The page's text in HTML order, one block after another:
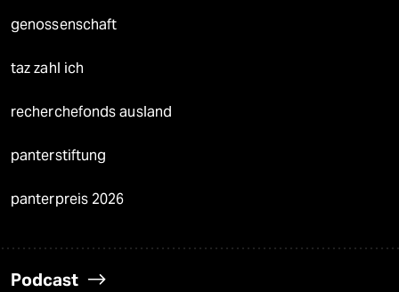
genossenschaft
taz zahl ich
recherchefonds ausland
panterstiftung
panterpreis 2026
Podcast